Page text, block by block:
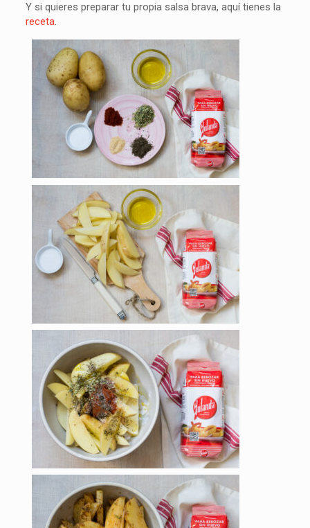
Y si quieres preparar tu propia salsa brava, aquí tienes la
receta.